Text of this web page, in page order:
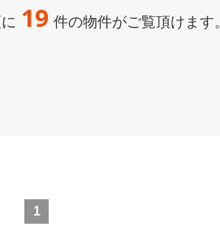
19 件の物件がご覧頂けます。
1